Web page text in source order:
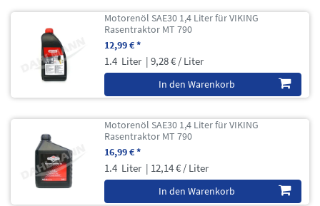
Motorenöl SAE30 1,4 Liter für VIKING
Rasentraktor MT 790
12,99 € *
1.4 Liter | 9,28 € / Liter
In den Warenkorb
Motorenöl SAE30 1,4 Liter für VIKING
Rasentraktor MT 790
16,99 € *
1.4 Liter | 12,14 € / Liter
In den Warenkorb